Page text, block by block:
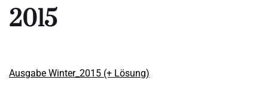
2015
Ausgabe Winter_2015 (+ Lösung)